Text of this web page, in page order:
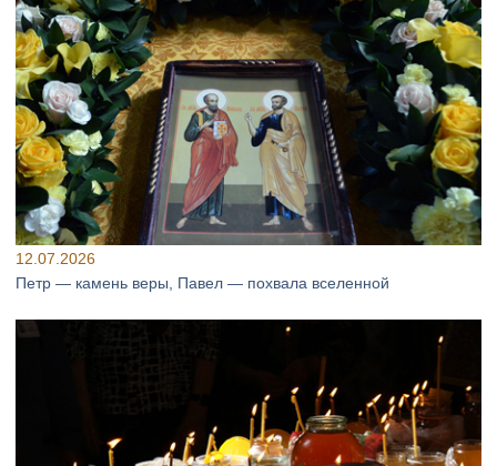
12.07.2026
Петр — камень веры, Павел — похвала вселенной